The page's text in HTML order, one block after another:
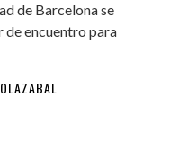
de Barcelona se
de encuentro para